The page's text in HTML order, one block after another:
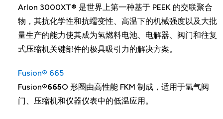
Arlon 3000XT® 是世界上第一种基于 PEEK 的交联聚合
物，其抗化学性和抗蠕变性、高温下的机械强度以及大批
量生产的能力使其成为氢燃料电池、电解器、阀门和往复
式压缩机关键部件的极具吸引力的解决方案。
Fusion® 665
Fusion®665O 形圈由高性能 FKM 制成，适用于氢气阀
门、压缩机和仪器仪表中的低温应用。